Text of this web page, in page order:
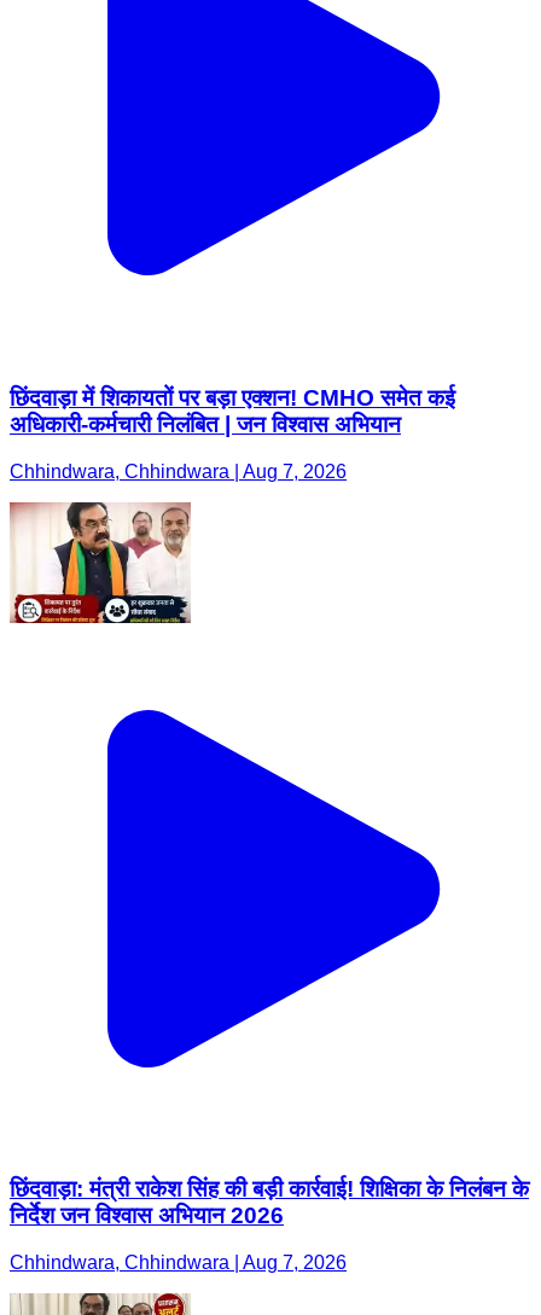
छिंदवाड़ा में शिकायतों पर बड़ा एक्शन! CMHO समेत कई
अधिकारी-कर्मचारी निलंबित | जन विश्वास अभियान
Chhindwara, Chhindwara | Aug 7, 2026
छिंदवाड़ा: मंत्री राकेश सिंह की बड़ी कार्रवाई! शिक्षिका के निलंबन के
निर्देश जन विश्वास अभियान 2026
Chhindwara, Chhindwara | Aug 7, 2026